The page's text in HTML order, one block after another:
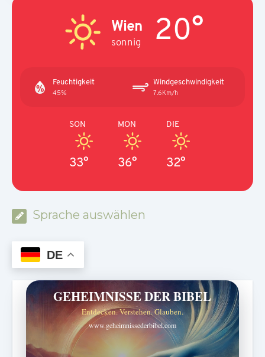
Wien
sonnig 20°
Feuchtigkeit
45%
Windgeschwindigkeit
7.6Km/h
SON
33°
MON
36°
DIE
32°
Sprache auswählen
DE
GEHEIMNISSE DER BIBEL
Entdecken. Verstehen. Glauben.
www.geheimnissederbibel.com